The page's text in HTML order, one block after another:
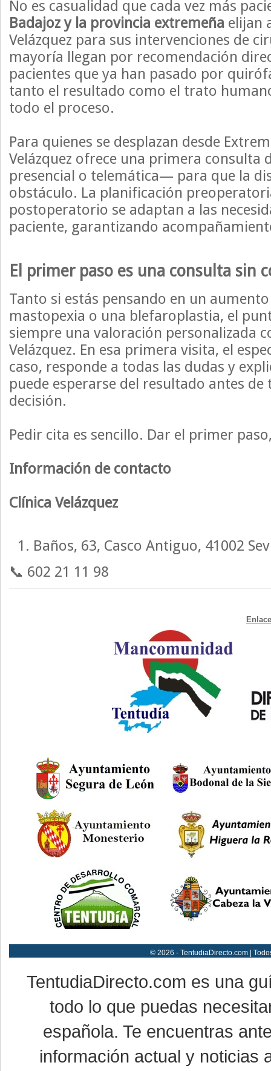
No es casualidad que cada vez más
Badajoz y la provincia extremeña elijan
Velázquez para sus intervenciones de
mayoría llegan por recomendación
pacientes que ya han pasado por
tanto el resultado como el trato
todo el proceso.
Para quienes se desplazan desde
Velázquez ofrece una primera
presencial o telemática— para que la
obstáculo. La planificación
postoperatorio se adaptan a las
paciente, garantizando
El primer paso es una consulta sin
Tanto si estás pensando en un
mastopexia o una blefaroplastia, el
siempre una valoración personalizada
Velázquez. En esa primera visita, el
caso, responde a todas las dudas y
puede esperarse del resultado antes
decisión.
Pedir cita es sencillo. Dar el primer
Información de contacto
Clínica Velázquez
Baños, 63, Casco Antiguo, 41002
📞 602 21 11 98
© 2026 - TentudiaDirecto.com |
TentudiaDirecto.com es una
todo lo que puedas
española. Te encuentras
información actual y noticias